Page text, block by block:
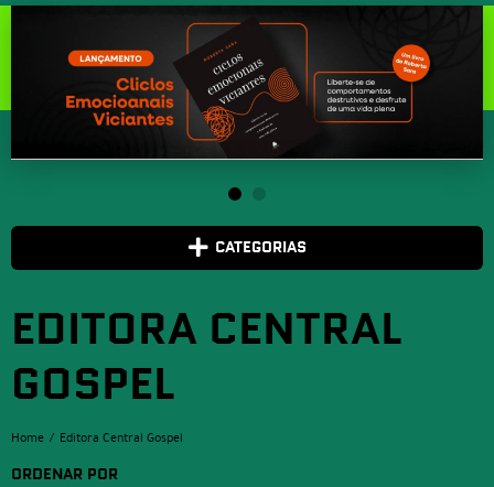
CATEGORIAS
EDITORA CENTRAL
GOSPEL
Home Editora Central Gospel
ORDENAR POR